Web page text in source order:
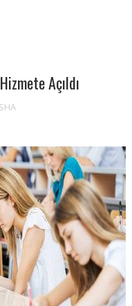
Açıldı